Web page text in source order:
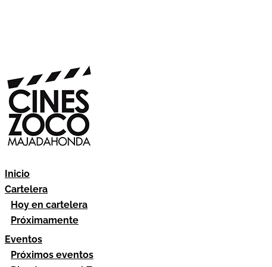
Inicio
Cartelera
Hoy en cartelera
Próximamente
Eventos
Próximos eventos